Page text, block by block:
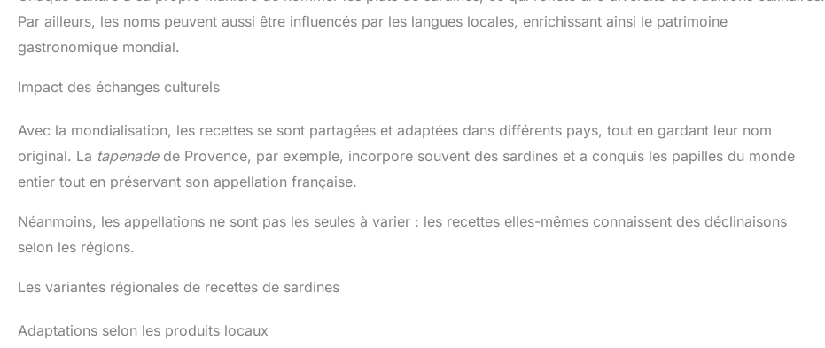
Par ailleurs, les noms peuvent aussi être influencés par les langues locales, enrichissant ainsi le patrimoine
gastronomique mondial.
Impact des échanges culturels
Avec la mondialisation, les recettes se sont partagées et adaptées dans différents pays, tout en gardant leur nom
original. La tapenadede Provence, par exemple, incorpore souvent des sardines et a conquis les papilles du monde
entier tout en préservant son appellation française.
Néanmoins, les appellations ne sont pas les seules à varier : les recettes elles-mêmes connaissent des déclinaisons
selon les régions.
Les variantes régionales de recettes de sardines
Adaptations selon les produits locaux